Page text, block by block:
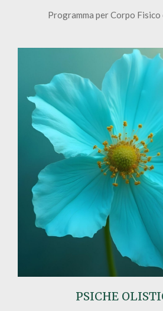
Programma per Corpo
PSICHE